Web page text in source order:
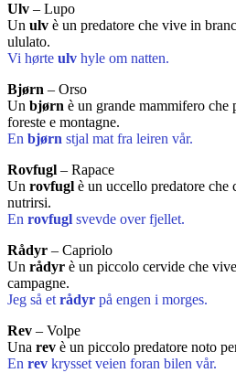
Ulv – Lupo
Un ulv è un predatore che vive in
ululato.
Vi hørte ulv hyle om natten.
Bjørn – Orso
Un bjørn è un grande mammifero che
foreste e montagne.
En bjørn stjal mat fra leiren vår.
Rovfugl – Rapace
Un rovfugl è un uccello predatore
nutrirsi.
En rovfugl svevde over fjellet.
Rådyr – Capriolo
Un rådyr è un piccolo cervide che
campagne.
Jeg så et rådyr på engen i morges.
Rev – Volpe
Una rev è un piccolo predatore noto
En rev krysset veien foran bilen vår.